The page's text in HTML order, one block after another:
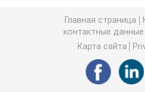
круглый алюминиевый
Алюминиевая трубка
Главная страница
контактные данные
Карта сайта